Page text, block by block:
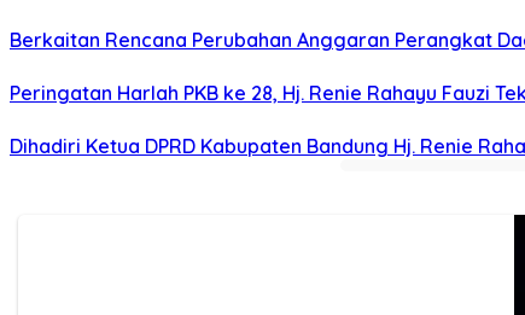
Berkaitan Rencana Perubahan Anggaran Perangkat
Peringatan Harlah PKB ke 28, Hj. Renie Rahayu Fauzi
Dihadiri Ketua DPRD Kabupaten Bandung Hj. Renie